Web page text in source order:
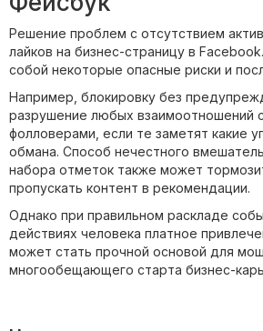
Решение проблем с отсутствием
лайков на бизнес-страницу в
собой некоторые опасные риски и
Например, блокировку без
разрушение любых взаимоотношений
фолловерами, если те заметят какие
обмана. Способ нечестного
набора отметок также может
пропускать контент в рекомендации.
Однако при правильном раскладе
действиях человека платное
может стать прочной основой для
многообещающего старта бизнес-